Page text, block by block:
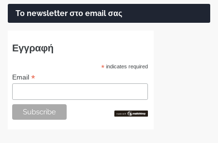
Το newsletter στο email σας
Εγγραφή
* indicates required
Email *